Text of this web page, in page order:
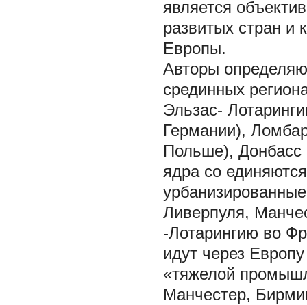
является
развитых стран и
Европы.
Авторы
срединных
Эльзас-
Германии),
Польше),
ядра со
Ливерпуля,
-Лотарингию во
идут через
«тяжелой
Манчестер,